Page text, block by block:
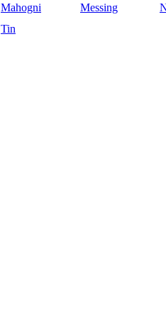
Mahogni
Messing
Tin